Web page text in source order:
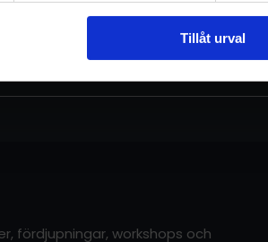
Tillåt urval
och något vi alla
fördjupningar, workshops och